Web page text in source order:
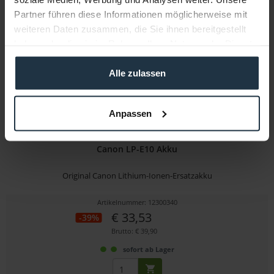
Partner führen diese Informationen möglicherweise mit
weiteren Daten zusammen, die Sie ihnen bereitgestellt
gesammelt haben.
Alle zulassen
Anpassen
3-5 Werktage ab Bestellung
Canon LP-E10 Akku
Original Canon Lithium-Ionen-Ersatzakku
Artikelnummer: 12300340
-39% € 33,53
Brutto: € 39,90
sofort ab Lager